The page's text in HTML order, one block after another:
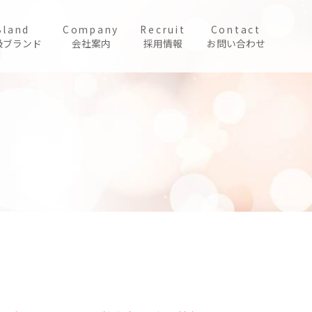
ランド
Company
会社案内
Recruit
採用情報
Contact
お問い合わせ